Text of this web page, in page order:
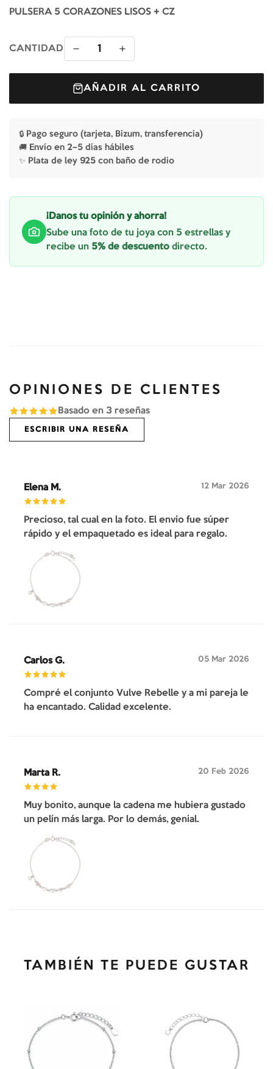
PULSERA 5 CORAZONES LISOS + CZ
CANTIDAD 1
AÑADIR AL CARRITO
🔒 Pago seguro (tarjeta, Bizum, transferencia)
🚚 Envío en 2–5 días hábiles
✨ Plata de ley 925 con baño de rodio
¡Danos tu opinión y ahorra!
Sube una foto de tu joya con 5 estrellas y
recibe un 5% de descuento directo.
OPINIONES DE CLIENTES
Basado en 3 reseñas
ESCRIBIR UNA RESEÑA
Elena M. 12 Mar 2026
Precioso, tal cual en la foto. El envío fue súper
rápido y el empaquetado es ideal para regalo.
Carlos G. 05 Mar 2026
Compré el conjunto Vulve Rebelle y a mi pareja le
ha encantado. Calidad excelente.
Marta R. 20 Feb 2026
Muy bonito, aunque la cadena me hubiera gustado
un pelín más larga. Por lo demás, genial.
TAMBIÉN TE PUEDE GUSTAR